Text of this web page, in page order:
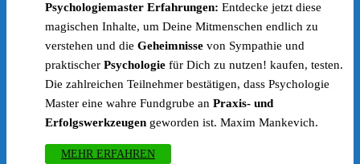
war:
€399.00€247.00.
Psychologiemaster Erfahrungen: Entdecke jetzt diese
magischen Inhalte, um Deine Mitmenschen endlich zu
verstehen und die Geheimnisse von Sympathie und
praktischer Psychologie für Dich zu nutzen! kaufen, testen.
Die zahlreichen Teilnehmer bestätigen, dass Psychologie
Master eine wahre Fundgrube an Praxis- und
Erfolgswerkzeugen geworden ist. Maxim Mankevich.
MEHR ERFAHREN